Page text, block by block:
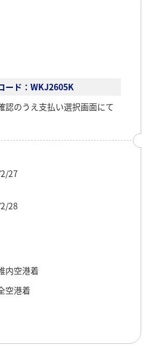
ード：WKJ2605K
認のうえ支払い選択画面にて
27
28
内空港着
空港着